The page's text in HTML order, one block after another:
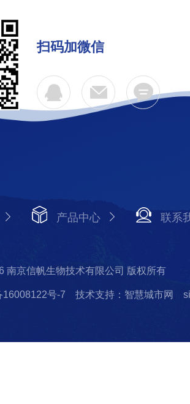
扫码加微信
产品中心 联系
南京信帆生物技术有限公司 版权所有
号-7 技术支持：智慧城市网